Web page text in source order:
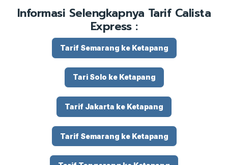
Informasi Selengkapnya Tarif Calista
Express :
Tarif Semarang ke Ketapang
Tari Solo ke Ketapang
Tarif Jakarta ke Ketapang
Tarif Semarang ke Ketapang